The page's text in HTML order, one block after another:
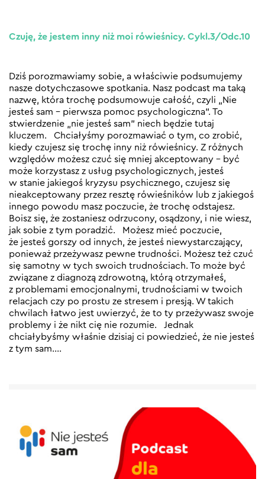
Czuję, że jestem inny niż moi rówieśnicy. Cykl.3/Odc.10
Dziś porozmawiamy sobie, a właściwie podsumujemy
nasze dotychczasowe spotkania. Nasz podcast ma taką
nazwę, która trochę podsumowuje całość, czyli „Nie
jesteś sam – pierwsza pomoc psychologiczna”. To
stwierdzenie „nie jesteś sam” niech będzie tutaj
kluczem. Chciałyśmy porozmawiać o tym, co zrobić,
kiedy czujesz się trochę inny niż rówieśnicy. Z różnych
względów możesz czuć się mniej akceptowany – być
może korzystasz z usług psychologicznych, jesteś
w stanie jakiegoś kryzysu psychicznego, czujesz się
nieakceptowany przez resztę rówieśników lub z jakiegoś
innego powodu masz poczucie, że trochę odstajesz.
Boisz się, że zostaniesz odrzucony, osądzony, i nie wiesz,
jak sobie z tym poradzić. Możesz mieć poczucie,
że jesteś gorszy od innych, że jesteś niewystarczający,
ponieważ przeżywasz pewne trudności. Możesz też czuć
się samotny w tych swoich trudnościach. To może być
związane z diagnozą zdrowotną, którą otrzymałeś,
z problemami emocjonalnymi, trudnościami w twoich
relacjach czy po prostu ze stresem i presją. W takich
chwilach łatwo jest uwierzyć, że to ty przeżywasz swoje
problemy i że nikt cię nie rozumie. Jednak
chciałybyśmy właśnie dzisiaj ci powiedzieć, że nie jesteś
z tym sam.…